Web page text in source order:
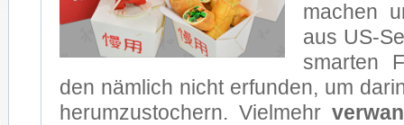
ma­chen
aus US-
smar­ten
den näm­lich nicht er­fun­den, um
her­um­zu­sto­chern. Viel­mehr